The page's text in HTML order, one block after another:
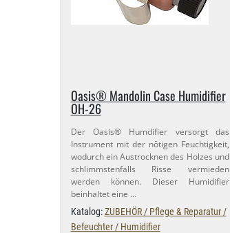
Oasis® Mandolin Case Humidifier
OH-​26
Der Oasis® Humdifier versorgt das
Instrument mit der nötigen Feuchtigkeit,
wodurch ein Austrocknen des Holzes und
schlimmstenfalls Risse vermieden
werden können. Dieser Humidifier
beinhaltet eine …
Katalog:ZUBEHÖR / Pflege & Reparatur /
Befeuchter / Humidifier